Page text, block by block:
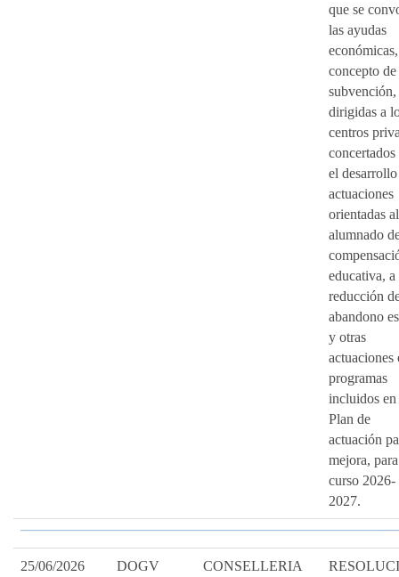
que se
las ayudas
concepto de
subvención,
dirigidas a
centros
concertados
el
actuaciones
orientadas al
alumnado
educativa, a
reducción
abandono
y otras
actuaciones
programas
incluidos en
Plan de
actuación
mejora,
curso 2026-
2027.
25/06/2026 DOGV CONSELLERIA